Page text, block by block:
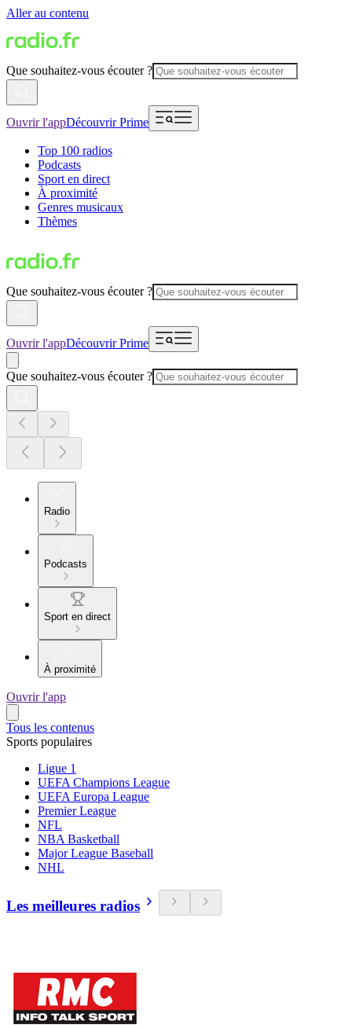
Aller au contenu
Que souhaitez-vous écouter ?
Ouvrir l'appDécouvrir Prime
Top 100 radios
Podcasts
Sport en direct
À proximité
Genres musicaux
Thèmes
Que souhaitez-vous écouter ?
Ouvrir l'appDécouvrir Prime
Que souhaitez-vous écouter ?
Radio
Podcasts
Sport en direct
À proximité
Ouvrir l'app
Tous les contenus
Sports populaires
Ligue 1
UEFA Champions League
UEFA Europa League
Premier League
NFL
NBA Basketball
Major League Baseball
NHL
Les meilleures radios